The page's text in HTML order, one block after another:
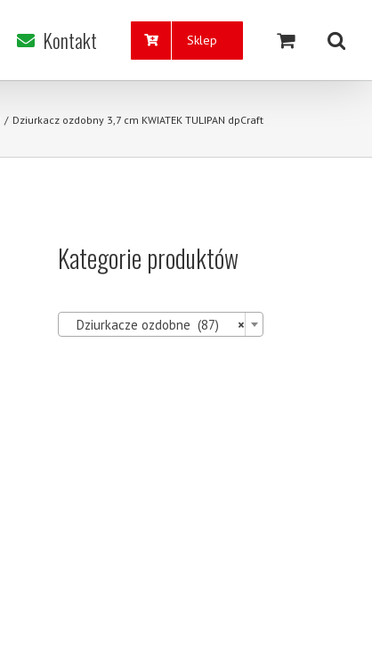
Kontakt Sklep
/ Dziurkacz ozdobny 3,7 cm KWIATEK TULIPAN dpCraft
Kategorie produktów
×
Dziurkacze ozdobne (87)